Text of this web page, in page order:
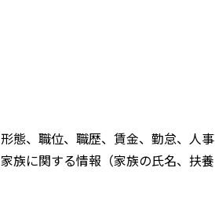
態、職位、職歴、賃金、勤怠、人事
族に関する情報（家族の氏名、扶養